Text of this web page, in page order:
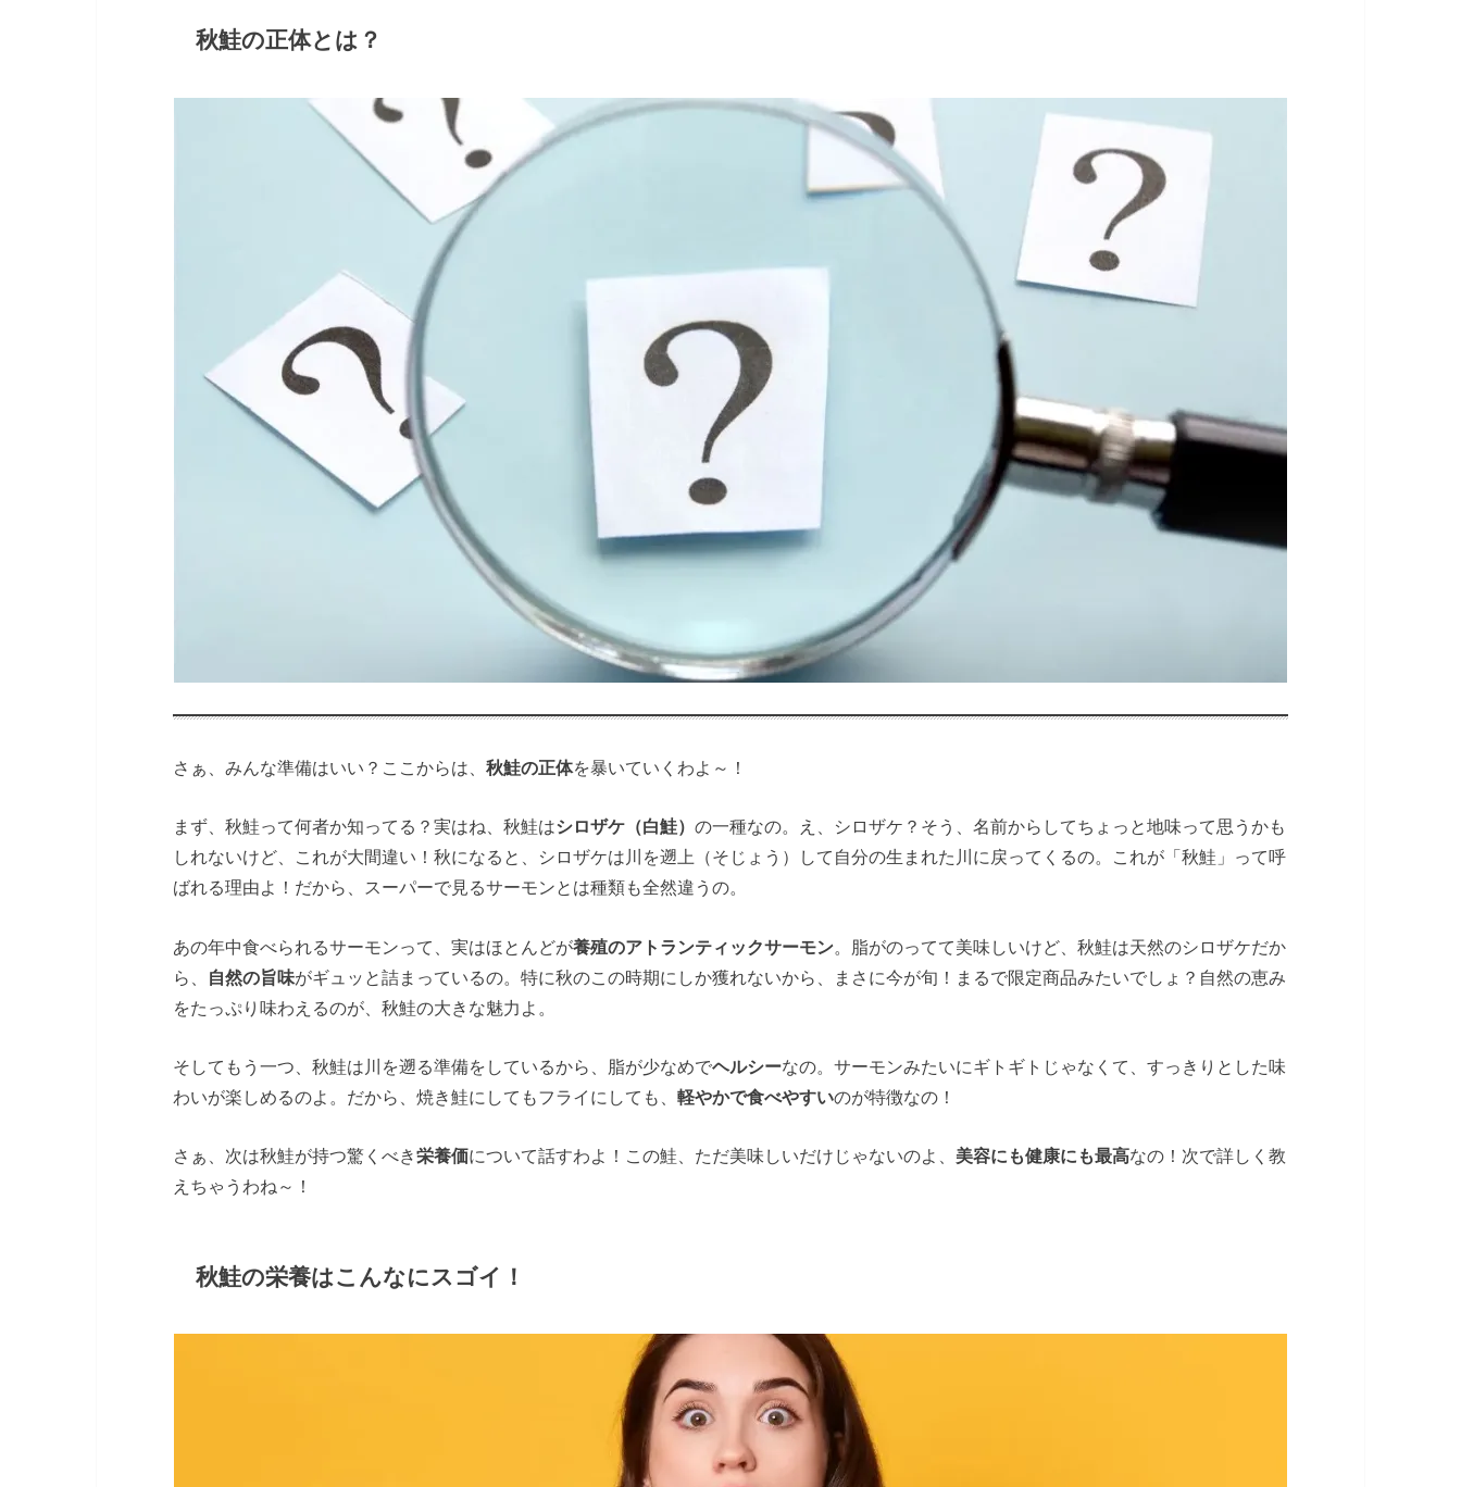
秋鮭の正体とは？
さぁ、みんな準備はいい？ここからは、 秋鮭の正体を暴いていくわよ～！
まず、秋鮭って何者か知ってる？実はね、秋鮭はシロザケ（白鮭） の一種なの。え、シロザケ？そう、名前からしてちょっと地味って思うかも
しれないけど、これが大間違い！秋になると、シロザケは川を遡上（そじょう）して自分の生まれた川に戻ってくるの。これが「秋鮭」って呼
ばれる理由よ！だから、スーパーで見るサーモンとは種類も全然違うの。
あの年中食べられるサーモンって、実はほとんどが養殖のアトランティックサーモン。脂がのってて美味しいけど、秋鮭は天然のシロザケだか
ら、
自然の旨味がギュッと詰まっているの。特に秋のこの時期にしか獲れないから、まさに今が旬！まるで限定商品みたいでしょ？自然の恵み
をたっぷり味わえるのが、秋鮭の大きな魅力よ。
そしてもう一つ、秋鮭は川を遡る準備をしているから、脂が少なめでヘルシーなの。サーモンみたいにギトギトじゃなくて、すっきりとした味
わいが楽しめるのよ。だから、焼き鮭にしてもフライにしても、 軽やかで食べやすいのが特徴なの！
さぁ、次は秋鮭が持つ驚くべき栄養価について話すわよ！この鮭、ただ美味しいだけじゃないのよ、 美容にも健康にも最高なの！次で詳しく教
えちゃうわね～！
秋鮭の栄養はこんなにスゴイ！